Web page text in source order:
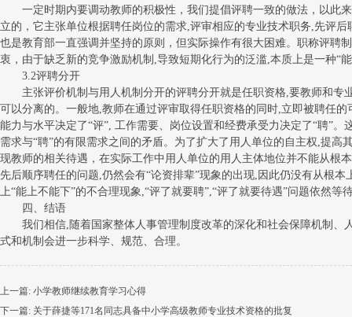
一定时期内要调动教师的积极性，我们提倡评聘一致的做法，以此
立的，它主张单位根据聘任岗位的需求,评审相应的专业技术职务,先评
也是教育部一直强调并坚持的原则，但实际操作有很大困难。职称评聘
衷，由于缺乏新的竞争激励机制,导致短期化行为的泛滥,本质上是一种“
3.2评聘分开
主张评价机制与用人机制分开的评聘分开就是任职资格,要教师和专
可以分离的。一般地,教师在通过评审取得任职资格的同时,立即被聘任
能力与水平决定了“评”, 工作需要、岗位设置和经费承受力决定了“聘”
需求与“聘”的有限需求之间的矛盾。为了扩大了用人单位的自主权,提高
现教师的相关待遇，在实际工作中用人单位的用人主体地位并不能从根
先后顺序聘任的问题,仍然会有“论资排辈”现象的出现,因此仍没有从根
上“能上不能下”的不合理现象,“评了就要聘”,“评了就要待遇”问题依然等
四、结语
我们相信,随着国家整体人事管理制度改革的深化和社会保障机制、
式和机制会进一步科学、规范、合理。
上一篇: 小学教师继续教育学习心得
下一篇: 关于薛捷等171名同志具备中小学高级教师专业技术资格的批复